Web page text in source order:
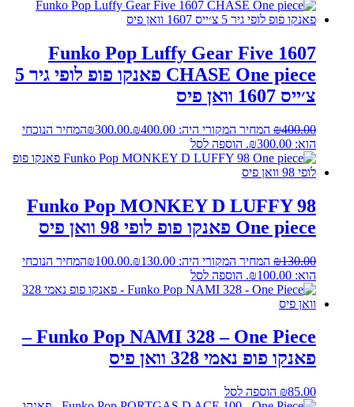
Funko Pop Luffy Gear Five 1607
CHASE One piece פאנקו פופ לופי גיר 5
צ׳ייס 1607 וואן פיס
₪400.00 המחיר המקורי היה: ₪400.00. ₪300.00
המחיר הנוכחי
הוא: ₪300.00.
הוספה לסל
Funko Pop MONKEY D LUFFY 98
One piece פאנקו פופ לופי 98 וואן פיס
₪130.00 המחיר המקורי היה: ₪130.00. ₪100.00
המחיר הנוכחי
הוא: ₪100.00.
הוספה לסל
Funko Pop NAMI 328 – One Piece –
פאנקו פופ נאמי 328 וואן פיס
₪85.00 הוספה לסל